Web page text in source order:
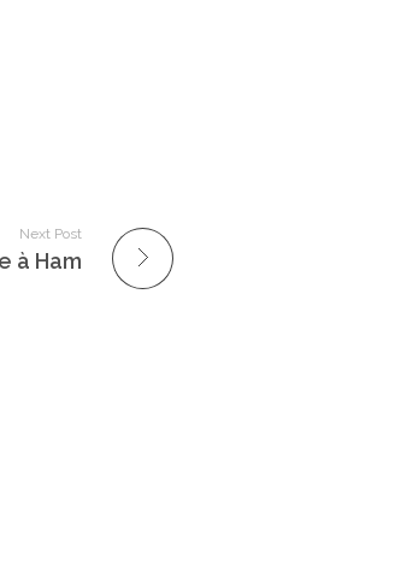
Next Post
à Ham